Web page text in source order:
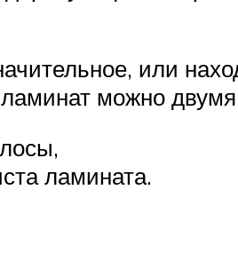
или
можно
ламината.